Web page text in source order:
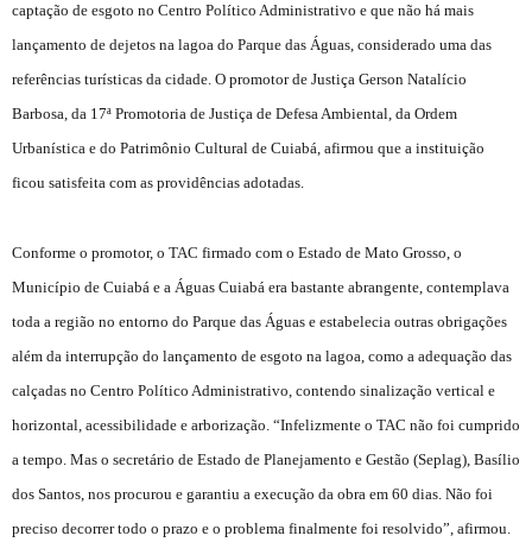
captação de esgoto no Centro Político Administrativo e que não há mais
lançamento de dejetos na lagoa do Parque das Águas, considerado uma das
referências turísticas da cidade. O promotor de Justiça Gerson Natalício
Barbosa, da 17ª Promotoria de Justiça de Defesa Ambiental, da Ordem
Urbanística e do Patrimônio Cultural de Cuiabá, afirmou que a instituição
ficou satisfeita com as providências adotadas.
Conforme o promotor, o TAC firmado com o Estado de Mato Grosso, o
Município de Cuiabá e a Águas Cuiabá era bastante abrangente, contemplava
toda a região no entorno do Parque das Águas e estabelecia outras obrigações
além da interrupção do lançamento de esgoto na lagoa, como a adequação das
calçadas no Centro Político Administrativo, contendo sinalização vertical e
horizontal, acessibilidade e arborização. “Infelizmente o TAC não foi cumprido
a tempo. Mas o secretário de Estado de Planejamento e Gestão (Seplag), Basílio
dos Santos, nos procurou e garantiu a execução da obra em 60 dias. Não foi
preciso decorrer todo o prazo e o problema finalmente foi resolvido”, afirmou.